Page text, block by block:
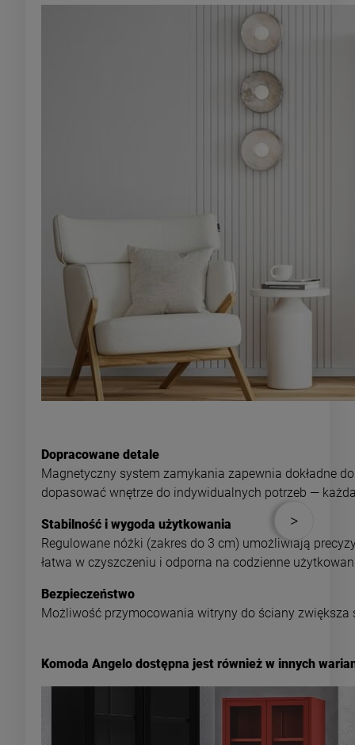
Dopracowane detale
Magnetyczny system zamykania zapewnia dokładne
dopasować wnętrze do indywidualnych potrzeb —
Stabilność i wygoda użytkowania
Regulowane nóżki (zakres do 3 cm) umożliwiają
łatwa w czyszczeniu i odporna na codzienne
Bezpieczeństwo
Możliwość przymocowania witryny do ściany
Komoda Angelo dostępna jest również w innych